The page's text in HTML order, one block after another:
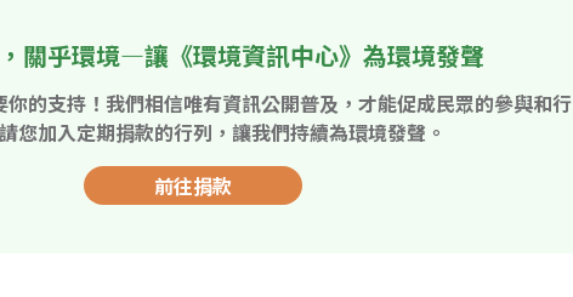
關乎環境—讓《環境資訊中心》為環境發聲
你的支持！我們相信唯有資訊公開普及，才能促成民眾的參與和行
您加入定期捐款的行列，讓我們持續為環境發聲。
前往捐款